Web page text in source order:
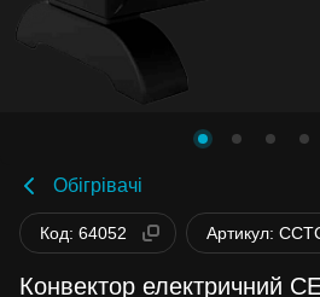
Обігрівачі
Код: 64052 Артикул:
Конвектор електричний